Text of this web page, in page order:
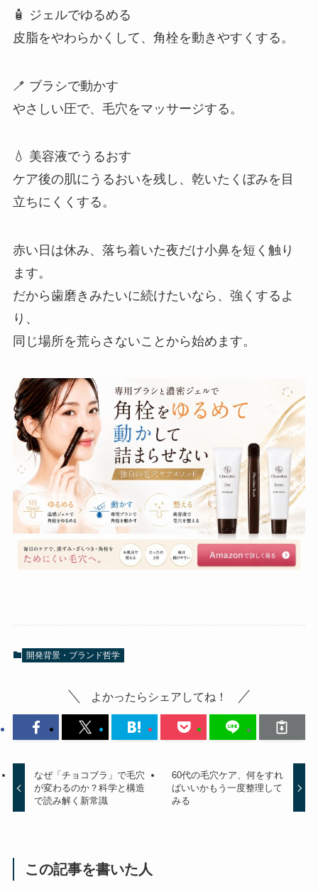
🧴 ジェルでゆるめる
皮脂をやわらかくして、角栓を動きやすくする。
🪥 ブラシで動かす
やさしい圧で、毛穴をマッサージする。
💧 美容液でうるおす
ケア後の肌にうるおいを残し、乾いたくぼみを目
立ちにくくする。
赤い日は休み、落ち着いた夜だけ小鼻を短く触り
ます。
だから歯磨きみたいに続けたいなら、強くするよ
り、
同じ場所を荒らさないことから始めます。
開発背景・ブランド哲学
よかったらシェアしてね！
なぜ「チョコブラ」で毛穴
が変わるのか？科学と構造
で読み解く新常識
60代の毛穴ケア、何をすれ
ばいいかもう一度整理して
みる
この記事を書いた人